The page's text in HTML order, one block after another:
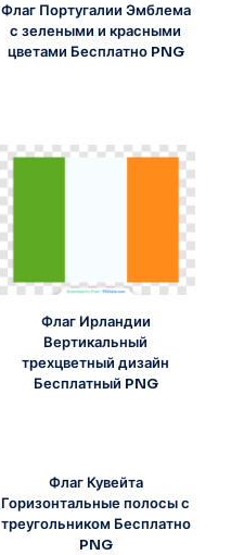
Флаг Португалии Эмблема
с зелеными и красными
цветами Бесплатно PNG
Флаг Ирландии
Вертикальный
трехцветный дизайн
Бесплатный PNG
Флаг Кувейта
Горизонтальные полосы с
треугольником Бесплатно
PNG